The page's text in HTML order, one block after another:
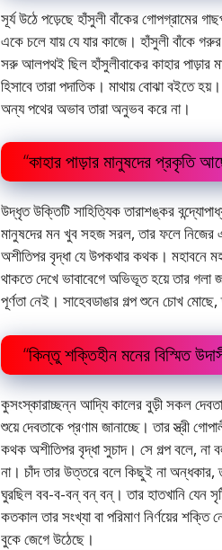
সূর্য উঠে পড়েছে হাঁসুলী বাঁকের গোপগ্রামের
একে চলে যায় যে যার কাজে। হাঁসুলী বাঁকে
সরু আলপথই ছিল হাঁসুলীবাকের কাহার পাড়ার
হিসাবে তারা পদাতিক। মাথায় বােঝা বইতে
অন্য পথের অভাব তারা অনুভব করে না।
“কাহার পাড়ার মানুষদের প্রকৃতি
উদ্ধৃত উক্তিটি সাহিত্যিক তারাশঙ্কর
মানুষদের মন খুব সহজ সরল, তার ফলে নিজের
অশীতিপর বৃদ্ধা যে উপকথার কথক। মহাবনে
থাকতে দেখে ভাবাবেগে অভিভূত হয়ে তার
পূর্ণতা নেই। সাহেবডাঙার গল্প শুনে চোখ
“কিন্তু শক্তিহীন মনের বিস্মিত
কুসংস্কারাচ্ছন্ন আদ্যি কালের বুড়ী সকল
শুয়ে দেবতাকে প্রণাম জানাচ্ছে। তার স্ত্রী
কথক অশীতিপর বৃদ্ধা সুচাদ। সে গল্প বলে, না
না। চাঁদ তার উত্তরে বলে কিছুই না
ঘুরছিল বব-ব-বন্ বন্ বন্। তার হাতখানি যেন
কতকাল তার সংখ্যা বা পরিমাণ নির্ণয়ের
বুকে জেগে উঠেছে।